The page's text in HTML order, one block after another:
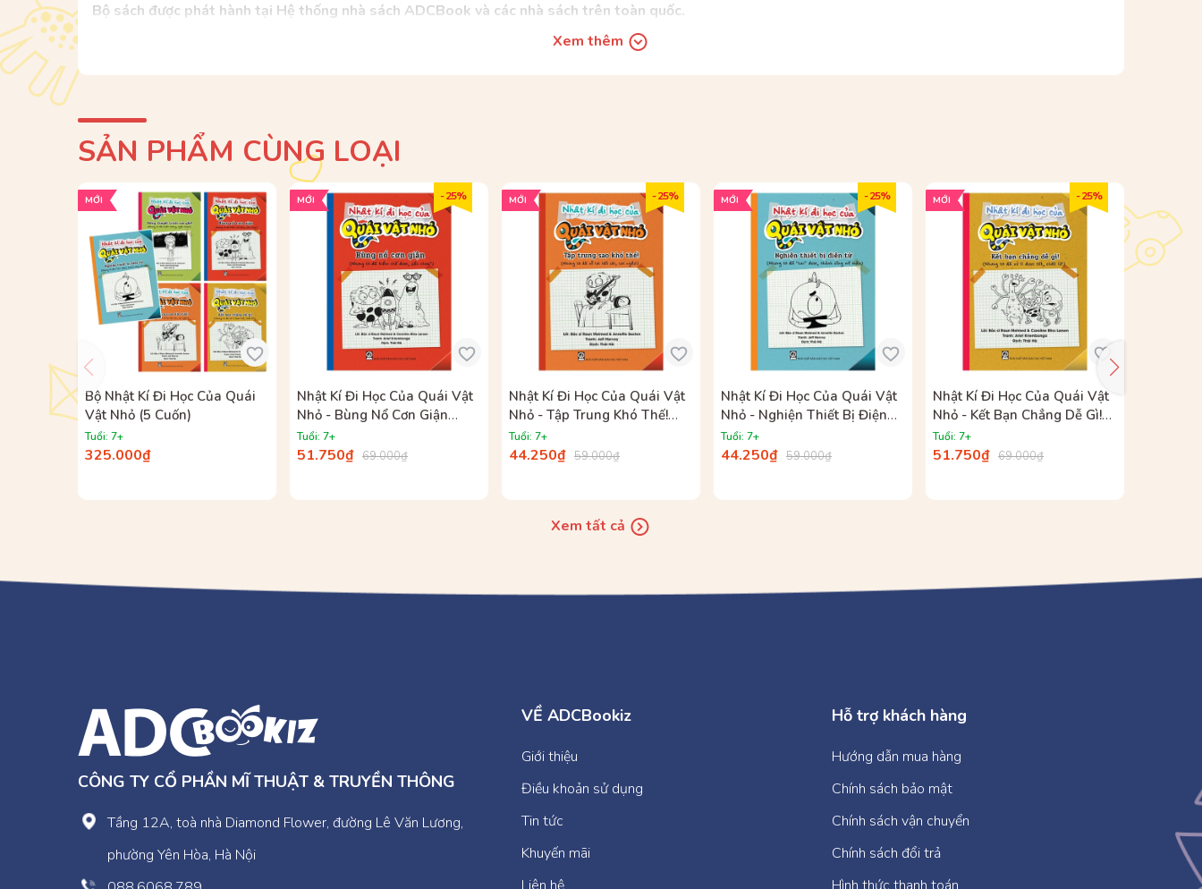
Bộ sách được phát hành tại Hệ thống nhà sách ADCBook và các nhà sách trên toàn quốc.
Xem thêm
SẢN PHẨM CÙNG LOẠI
MỚI
Bộ Nhật Kí Đi Học Của Quái
Vật Nhỏ (5 Cuốn)
Tuổi: 7+
325.000₫
- 25%
MỚI
Nhật Kí Đi Học Của Quái Vật
Nhỏ - Bùng Nổ Cơn Giận
(Nhưng Tớ Đã Kiềm Chế
Được, Siêu Chưa?)
Tuổi: 7+
51.750₫ 69.000₫
- 25%
MỚI
Nhật Kí Đi Học Của Quái Vật
Nhỏ - Tập Trung Khó Thế!
(Nhưng Tớ Đã Nỗ Lực Hết
Sức, Cực Ngầu!)
Tuổi: 7+
44.250₫ 59.000₫
- 25%
MỚI
Nhật Kí Đi Học Của Quái Vật
Nhỏ - Nghiện Thiết Bị Điện
Tử (Nhưng Tớ Đã "Cai" Được,
Thành Công Mĩ Mãn)
Tuổi: 7+
44.250₫ 59.000₫
- 25%
MỚI
Nhật Kí Đi Học Của Quái Vật
Nhỏ - Kết Bạn Chẳng Dễ Gì!
(Nhưng Tớ Đã Xử Lí Được Tốt,
Chất Lừ!)
Tuổi: 7+
51.750₫ 69.000₫
Xem tất cả
CÔNG TY CỔ PHẦN MĨ THUẬT & TRUYỀN THÔNG
Tầng 12A, toà nhà Diamond Flower, đường Lê Văn Lương,
phường Yên Hòa, Hà Nội
VỀ ADCBookiz
Giới thiệu
Điều khoản sử dụng
Tin tức
Khuyến mãi
Hỗ trợ khách hàng
Hướng dẫn mua hàng
Chính sách bảo mật
Chính sách vận chuyển
Chính sách đổi trả